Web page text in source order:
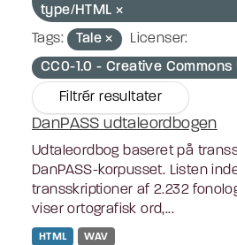
type/HTML
Tags:
Tale
Licenser:
CC0-1.0 - Creative Commons
Filtrér resultater
DanPASS udtaleordbogen
Udtaleordbog baseret på
DanPASS-korpusset. Listen
transskriptioner af 2.232
viser ortografisk ord,...
HTML WAV